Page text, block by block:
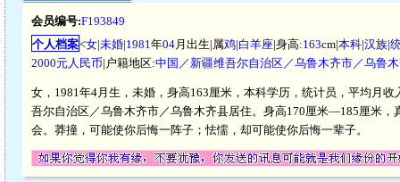
会员编号:F193849
个人档案<女|未婚|1981年04月出生|属鸡|白羊座|身高:163cm|本科|汉族|
2000元人民币|户籍地区:中国／新疆维吾尔自治区／乌鲁木齐市／乌鲁
女，1981年4月生，未婚，身高163厘米，本科学历，统计员，平均月
吾尔自治区／乌鲁木齐市／乌鲁木齐县居住。身高170厘米—185厘米
会。莽撞，可能使你后悔一阵子；怯懦，却可能使你后悔一辈子。